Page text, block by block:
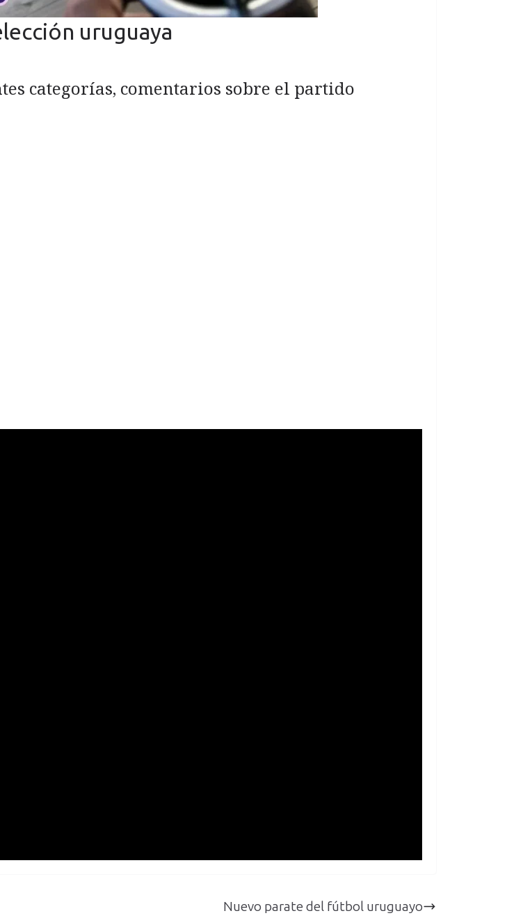
uruguaya
categorías, comentarios sobre el partido
Nuevo parate del fútbol uruguayo